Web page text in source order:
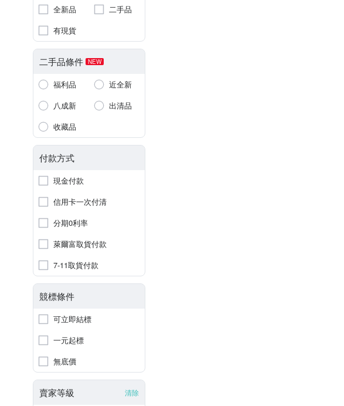
全新品
二手品
有現貨
二手品條件 NEW
福利品
近全新
八成新
出清品
收藏品
付款方式
現金付款
信用卡一次付清
分期0利率
萊爾富取貨付款
7-11取貨付款
競標條件
可立即結標
一元起標
無底價
賣家等級 清除